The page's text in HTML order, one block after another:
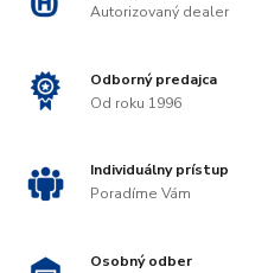
Autorizovaný dealer
Odborný predajca
Od roku 1996
Individuálny prístup
Poradíme Vám
Osobný odber